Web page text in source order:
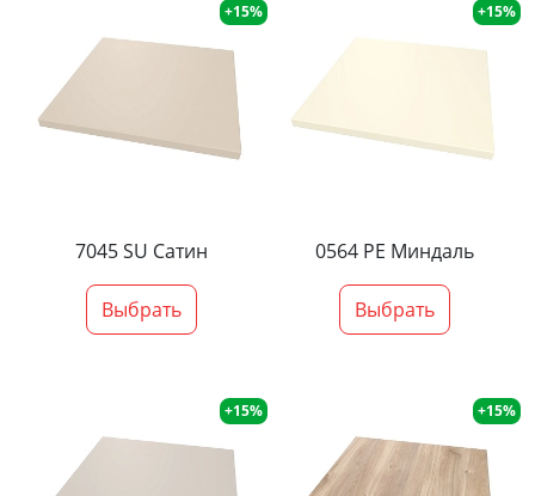
+15%
7045 SU Сатин
Выбрать
+15%
0564 PE Миндаль
Выбрать
+15% +15%